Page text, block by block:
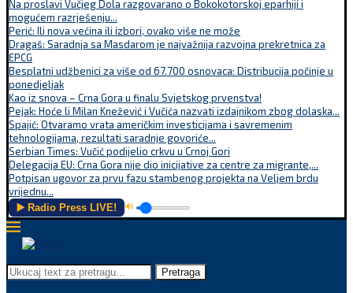
Na proslavi Vučjeg Dola razgovarano o Bokokotorskoj eparhiji i
mogućem razrješenju...
Perić: Ili nova većina ili izbori, ovako više ne može
Dragaš: Saradnja sa Masdarom je najvažnija razvojna prekretnica za
EPCG
Besplatni udžbenici za više od 67.700 osnovaca: Distribucija počinje u
ponedjeljak
Kao iz snova – Crna Gora u finalu Svjetskog prvenstva!
Pejak: Hoće li Milan Knežević i Vučića nazvati izdajnikom zbog dolaska...
Spajić: Otvaramo vrata američkim investicijama i savremenim
tehnologijama, rezultati saradnje govoriće...
Serbian Times: Vučić podijelio crkvu u Crnoj Gori
Delegacija EU: Crna Gora nije dio inicijative za centre za migrante,...
Potpisan ugovor za prvu fazu stambenog projekta na Veljem brdu
vrijednu...
▶️ Radio Press LIVE! 🔊
Pretraga